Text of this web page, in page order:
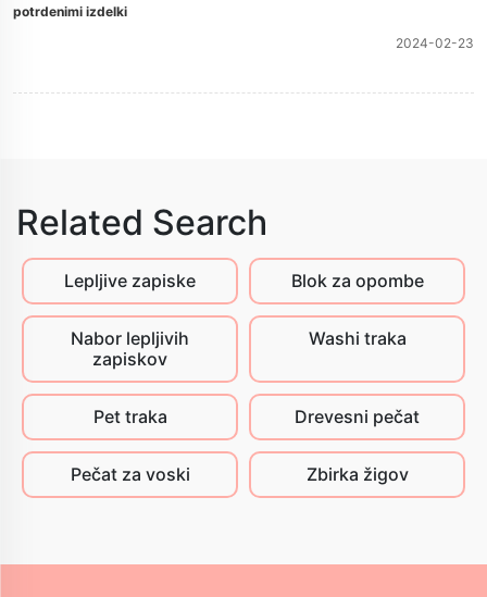
potrdenimi izdelki
2024-02-23
Related Search
Lepljive zapiske Blok za opombe
Nabor lepljivih
zapiskov
Washi traka
Pet traka Drevesni pečat
Pečat za voski Zbirka žigov